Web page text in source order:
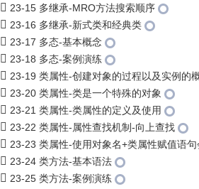
23-15 多继承-MRO方法搜索顺序
23-16 多继承-新式类和经典类
23-17 多态-基本概念
23-18 多态-案例演练
23-19 类属性-创建对象的过程以及实例的
23-20 类属性-类是一个特殊的对象
23-21 类属性-类属性的定义及使用
23-22 类属性-属性查找机制-向上查找
23-23 类属性-使用对象名+类属性赋值语
23-24 类方法-基本语法
23-25 类方法-案例演练